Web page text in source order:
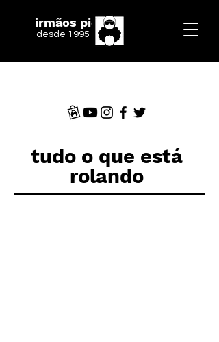
irmãos piologo
desde 1995
tudo o que está
rolando